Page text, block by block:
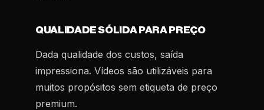
QUALIDADE SÓLIDA PARA PREÇO
Dada qualidade dos custos, saída
impressiona. Vídeos são utilizáveis para
muitos propósitos sem etiqueta de preço
premium.